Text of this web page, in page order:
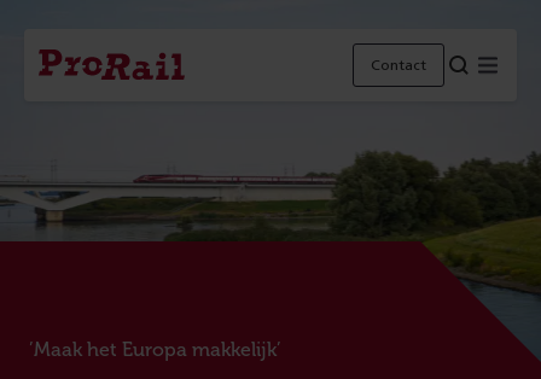
Navigatie
Homepage Contact
’Maak het Europa makkelijk’